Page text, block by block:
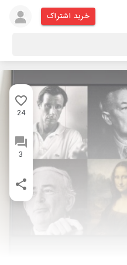
خرید اشتراک
24
3